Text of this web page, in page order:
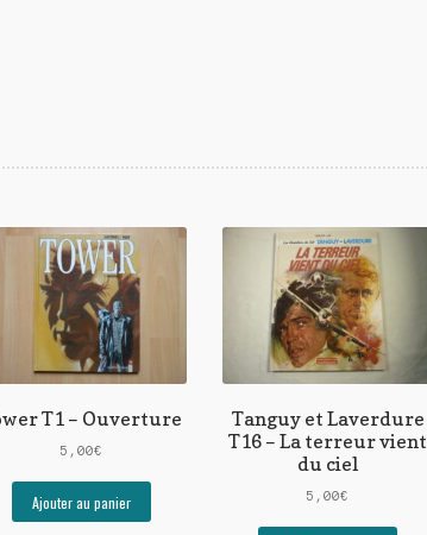
T1 – Ouverture
5,00€
Ajouter au panier
Tanguy et Laverdure
T16 – La terreur vient
du ciel
5,00€